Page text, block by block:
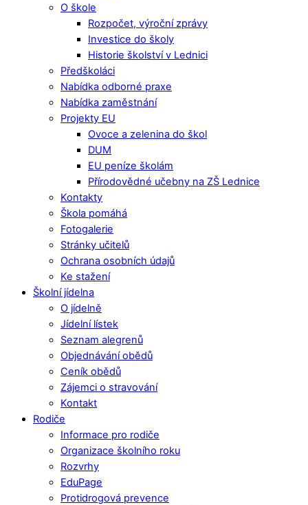
O škole
Rozpočet, výroční zprávy
Investice do školy
Historie školství v Lednici
Předškoláci
Nabídka odborné praxe
Nabídka zaměstnání
Projekty EU
Ovoce a zelenina do škol
DUM
EU peníze školám
Přírodovědné učebny na ZŠ Lednice
Kontakty
Škola pomáhá
Fotogalerie
Stránky učitelů
Ochrana osobních údajů
Ke stažení
Školní jídelna
O jídelně
Jídelní lístek
Seznam alegrenů
Objednávání obědů
Ceník obědů
Zájemci o stravování
Kontakt
Rodiče
Informace pro rodiče
Organizace školního roku
Rozvrhy
EduPage
Protidrogová prevence